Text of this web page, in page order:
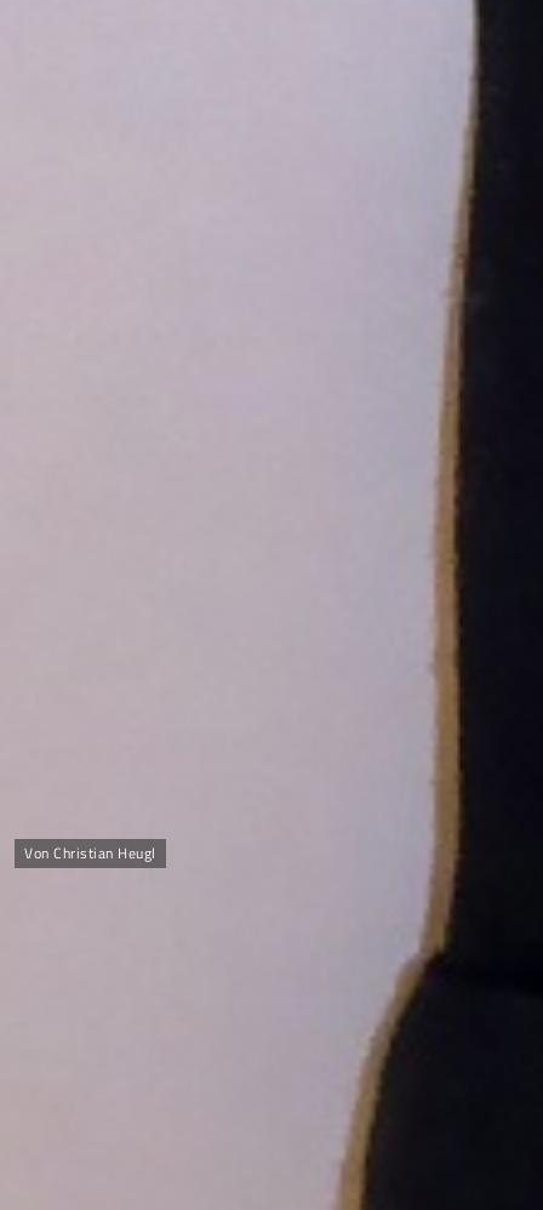
Von Christian Heugl